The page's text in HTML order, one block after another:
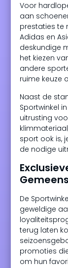
Voor
aan
prestaties te
Adidas en
deskundige
het kiezen
andere
ruime keuze
Naast de
Sportwinkel
uitrusting
sport ook is,
de nodige
De
geweldige
terug laten
promoties
om hun